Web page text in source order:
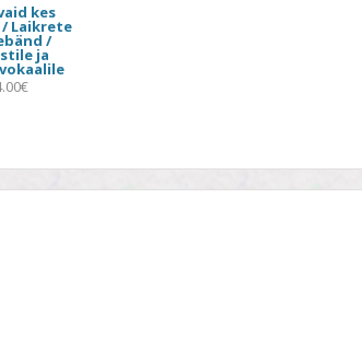
kes
Laikrete
/
ja